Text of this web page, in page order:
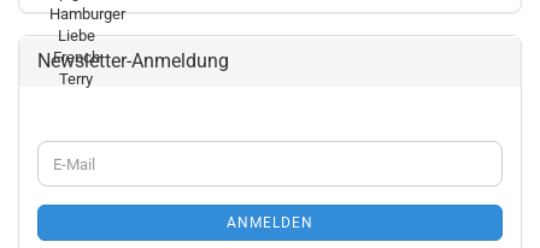
Newsletter-Anmeldung
WEITER
ZUR
ANMELDUNG
E-
Mail
ANMELDEN